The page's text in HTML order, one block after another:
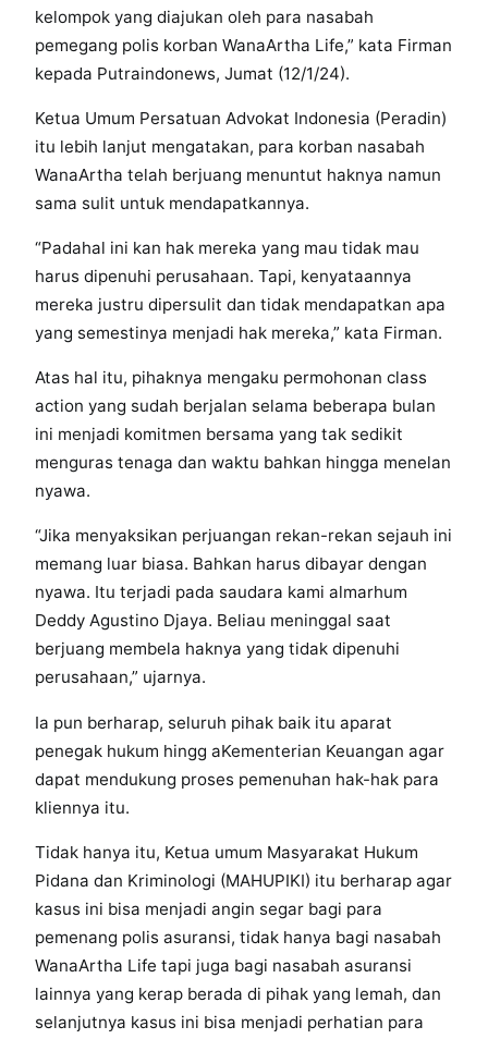
kelompok yang diajukan oleh para nasabah
pemegang polis korban WanaArtha Life,” kata Firman
kepada Putraindonews, Jumat (12/1/24).
Ketua Umum Persatuan Advokat Indonesia (Peradin)
itu lebih lanjut mengatakan, para korban nasabah
WanaArtha telah berjuang menuntut haknya namun
sama sulit untuk mendapatkannya.
“Padahal ini kan hak mereka yang mau tidak mau
harus dipenuhi perusahaan. Tapi, kenyataannya
mereka justru dipersulit dan tidak mendapatkan apa
yang semestinya menjadi hak mereka,” kata Firman.
Atas hal itu, pihaknya mengaku permohonan class
action yang sudah berjalan selama beberapa bulan
ini menjadi komitmen bersama yang tak sedikit
menguras tenaga dan waktu bahkan hingga menelan
nyawa.
“Jika menyaksikan perjuangan rekan-rekan sejauh ini
memang luar biasa. Bahkan harus dibayar dengan
nyawa. Itu terjadi pada saudara kami almarhum
Deddy Agustino Djaya. Beliau meninggal saat
berjuang membela haknya yang tidak dipenuhi
perusahaan,” ujarnya.
Ia pun berharap, seluruh pihak baik itu aparat
penegak hukum hingg aKementerian Keuangan agar
dapat mendukung proses pemenuhan hak-hak para
kliennya itu.
Tidak hanya itu, Ketua umum Masyarakat Hukum
Pidana dan Kriminologi (MAHUPIKI) itu berharap agar
kasus ini bisa menjadi angin segar bagi para
pemenang polis asuransi, tidak hanya bagi nasabah
WanaArtha Life tapi juga bagi nasabah asuransi
lainnya yang kerap berada di pihak yang lemah, dan
selanjutnya kasus ini bisa menjadi perhatian para